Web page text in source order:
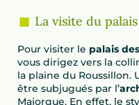
La visite du
Pour visiter le palais
vous dirigez vers la
la plaine du Roussillon.
être subjugués par l’
Majorque. En effet, le